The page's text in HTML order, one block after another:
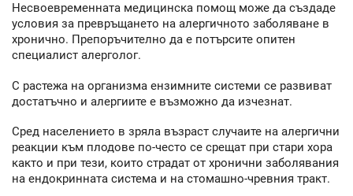
Несвоевременната медицинска помощ може да създаде
условия за превръщането на алергичното заболяване в
хронично. Препоръчително да е потърсите опитен
специалист алерголог.
С растежа на организма ензимните системи се развиват
достатъчно и алергиите е възможно да изчезнат.
Сред населението в зряла възраст случаите на алергични
реакции към плодове по-често се срещат при стари хора
както и при тези, които страдат от хронични заболявания
на ендокринната система и на стомашно-чревния тракт.